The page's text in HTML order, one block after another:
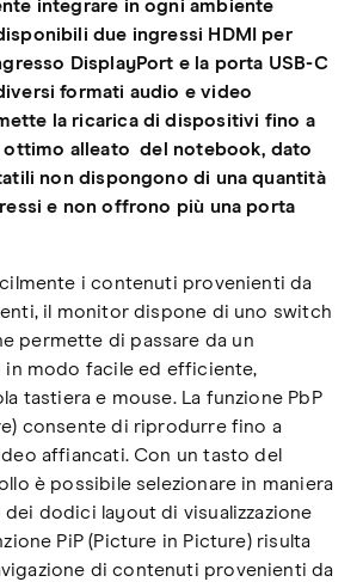
integrare in ogni ambiente
due ingressi HDMI per
DisplayPort e la porta USB-C
formati audio e video
la ricarica di dispositivi fino a
ottimo alleato del notebook, dato
non dispongono di una quantità
e non offrono più una porta
i contenuti provenienti da
il monitor dispone di uno switch
permette di passare da un
in modo facile ed efficiente,
tastiera e mouse. La funzione PbP
consente di riprodurre fino a
affiancati. Con un tasto del
è possibile selezionare in maniera
dodici layout di visualizzazione
PiP (Picture in Picture) risulta
di contenuti provenienti da